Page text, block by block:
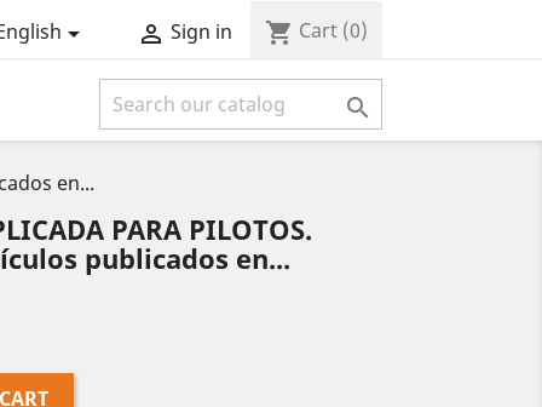
  Sign in shopping_cart Cart (0)

en...
PARA PILOTOS.
publicados en...